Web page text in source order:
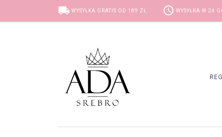
local_shipping WYSYŁKA GRATIS OD 189 ZŁ access_time WYSYŁKA W 24